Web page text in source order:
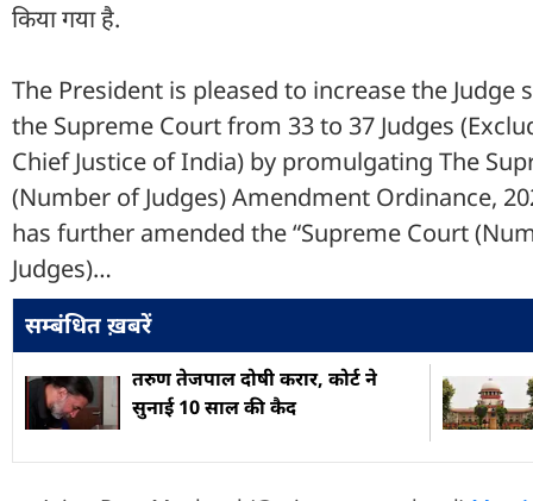
किया गया है.
The President is pleased to increase the Judge
the Supreme Court from 33 to 37 Judges
Chief Justice of India) by promulgating The
(Number of Judges) Amendment Ordinance,
has further amended the “Supreme Court
Judges)…
सम्बंधित ख़बरें
तरुण तेजपाल दोषी करार, कोर्ट ने
सुनाई 10 साल की कैद